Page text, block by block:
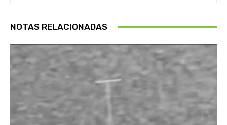
NOTAS RELACIONADAS